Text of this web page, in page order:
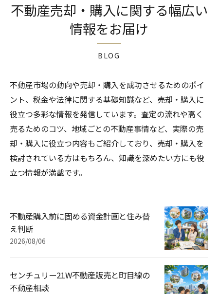
不動産売却・購入に関する幅広い
情報をお届け
BLOG
不動産市場の動向や売却・購入を成功させるためのポイ
ント、税金や法律に関する基礎知識など、売却・購入に
役立つ多彩な情報を発信しています。査定の流れや高く
売るためのコツ、地域ごとの不動産事情など、実際の売
却・購入に役立つ内容もご紹介しており、売却・購入を
検討されている方はもちろん、知識を深めたい方にも役
立つ情報が満載です。
不動産購入前に固める資金計画と住み替
え判断
2026/08/06
センチュリー21W不動産販売と町目線の
不動産相談